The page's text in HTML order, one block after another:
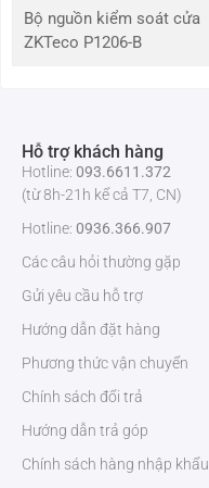
Bộ nguồn kiểm soát cửa
ZKTeco P1206-B
Hỗ trợ khách hàng
Hotline: 093.6611.372
(từ 8h-21h kể cả T7, CN)
Hotline: 0936.366.907
Các câu hỏi thường gặp
Gửi yêu cầu hỗ trợ
Hướng dẫn đặt hàng
Phương thức vận chuyển
Chính sách đổi trả
Hướng dẫn trả góp
Chính sách hàng nhập khẩu